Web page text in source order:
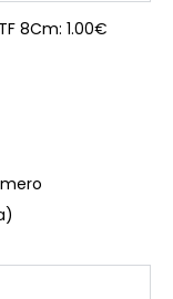
8Cm: 1.00€